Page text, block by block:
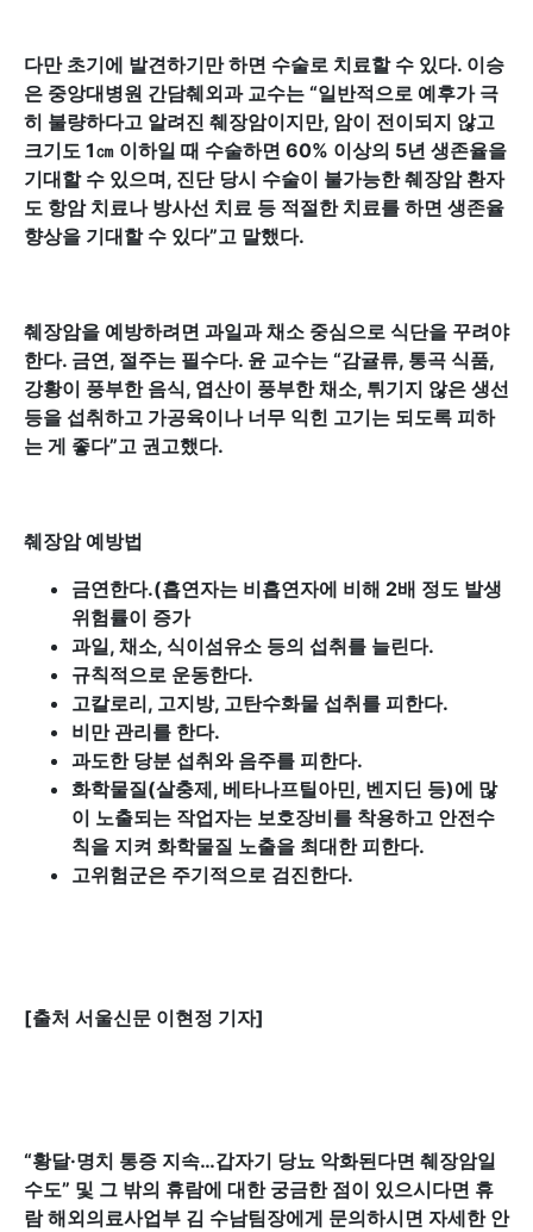
다만 초기에 발견하기만 하면 수술로 치료할 수 있다. 이승
은 중앙대병원 간담췌외과 교수는 “일반적으로 예후가 극
히 불량하다고 알려진 췌장암이지만, 암이 전이되지 않고
크기도 1㎝ 이하일 때 수술하면 60% 이상의 5년 생존율을
기대할 수 있으며, 진단 당시 수술이 불가능한 췌장암 환자
도 항암 치료나 방사선 치료 등 적절한 치료를 하면 생존율
향상을 기대할 수 있다”고 말했다.
췌장암을 예방하려면 과일과 채소 중심으로 식단을 꾸려야
한다. 금연, 절주는 필수다. 윤 교수는 “감귤류, 통곡 식품,
강황이 풍부한 음식, 엽산이 풍부한 채소, 튀기지 않은 생선
등을 섭취하고 가공육이나 너무 익힌 고기는 되도록 피하
는 게 좋다”고 권고했다.
췌장암 예방법
금연한다.(흡연자는 비흡연자에 비해 2배 정도 발생
위험률이 증가
과일, 채소, 식이섬유소 등의 섭취를 늘린다.
규칙적으로 운동한다.
고칼로리, 고지방, 고탄수화물 섭취를 피한다.
비만 관리를 한다.
과도한 당분 섭취와 음주를 피한다.
화학물질(살충제, 베타나프틸아민, 벤지딘 등)에 많
이 노출되는 작업자는 보호장비를 착용하고 안전수
칙을 지켜 화학물질 노출을 최대한 피한다.
고위험군은 주기적으로 검진한다.
[출처 서울신문 이현정 기자]
“황달·명치 통증 지속…갑자기 당뇨 악화된다면 췌장암일
수도” 및 그 밖의 휴람에 대한 궁금한 점이 있으시다면 휴
람 해외의료사업부 김 수남팀장에게 문의하시면 자세한 안